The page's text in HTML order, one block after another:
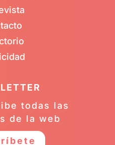
todas las
de la web